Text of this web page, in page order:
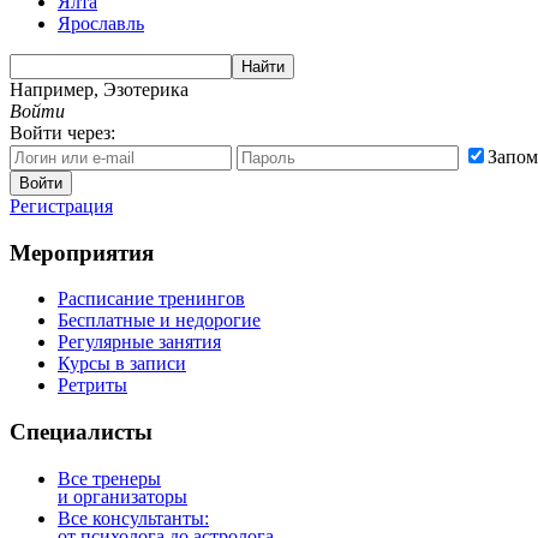
Ярославль
Найти
Например, Эзотерика
Войти
Войти через:
Войти
Регистрация
Мероприятия
Расписание тренингов
Бесплатные и недорогие
Регулярные занятия
Курсы в записи
Ретриты
Специалисты
Все тренеры
и организаторы
Все консультанты: